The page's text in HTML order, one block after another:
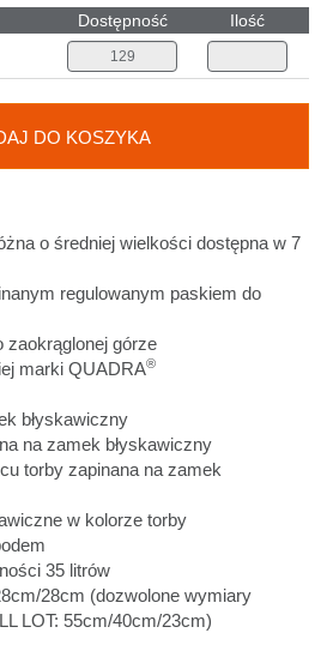
Dostępność Ilość
DO KOSZYKA
o średniej wielkości dostępna w 7
regulowanym paskiem do
zaokrąglonej górze
marki QUADRA®
błyskawiczny
na zamek błyskawiczny
torby zapinana na zamek
w kolorze torby
35 litrów
28cm (dozwolone wymiary
LOT: 55cm/40cm/23cm)